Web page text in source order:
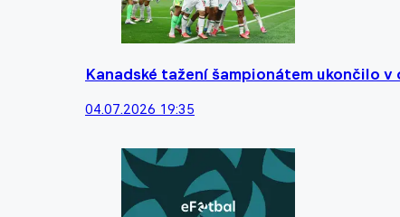
Kanadské tažení šampionátem ukončilo
04.07.2026 19:35